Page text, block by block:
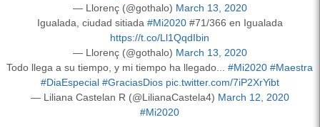
— Llorenç (@gothalo) March 13, 2020
Igualada, ciudad sitiada #Mi2020#71/366 en Igualada
https://t.co/Ll1QqdIbin
— Llorenç (@gothalo) March 13, 2020
Todo llega a su tiempo, y mi tiempo ha llegado... #Mi2020 #Maestra
#DiaEspecial #GraciasDios pic.twitter.com/7iP2XrYibt
— Liliana Castelan R (@LilianaCastela4) March 12, 2020
#Mi2020